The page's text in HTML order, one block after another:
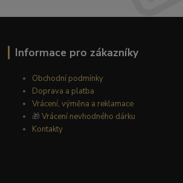
Informace pro zákazníky
Obchodní podmínky
Doprava a platba
Vrácení, výměna a reklamace
🎁Vrácení nevhodného dárku
Kontakty